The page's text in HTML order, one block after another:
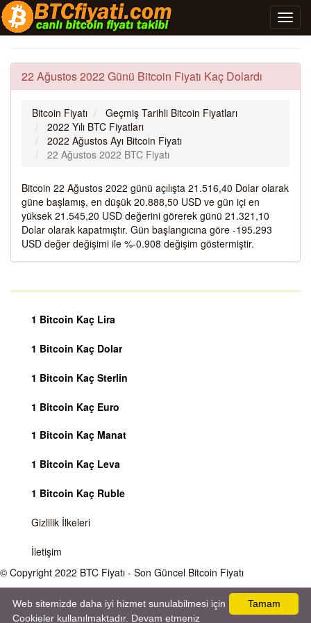
22 Ağustos 2022 Günü Bitcoin Fiyatı Kaç Dolardı
Bitcoin Fiyatı
Geçmiş Tarihli Bitcoin Fiyatları
2022 Yılı BTC Fiyatları
2022 Ağustos Ayı Bitcoin Fiyatı
22 Ağustos 2022 BTC Fiyatı
Bitcoin 22 Ağustos 2022 günü açılışta 21.516,40 Dolar olarak
güne başlamış, en düşük 20.888,50 USD ve gün içi en
yüksek 21.545,20 USD değerini görerek günü 21.321,10
Dolar olarak kapatmıştır. Gün başlangıcına göre -195.293
USD değer değişimi ile %-0.908 değişim göstermiştir.
1 Bitcoin Kaç Lira
1 Bitcoin Kaç Dolar
1 Bitcoin Kaç Sterlin
1 Bitcoin Kaç Euro
1 Bitcoin Kaç Manat
1 Bitcoin Kaç Leva
1 Bitcoin Kaç Ruble
Gizlilik İlkeleri
İletişim
© Copyright 2022 BTC Fiyatı - Son Güncel Bitcoin Fiyatı
Bitcoin fiyatı sürekli olarak değişmektedir, 7 gün 24 saat kripto para piyasaları
aktiftir. Sitemiz sadece bilgilendirme amacı gütmektedir, herhangi bir kripto paraya
Tamam
Web sitemizde daha iyi hizmet sunulabilmesi için
Cookieler kullanılmaktadır. Devam etmeniz